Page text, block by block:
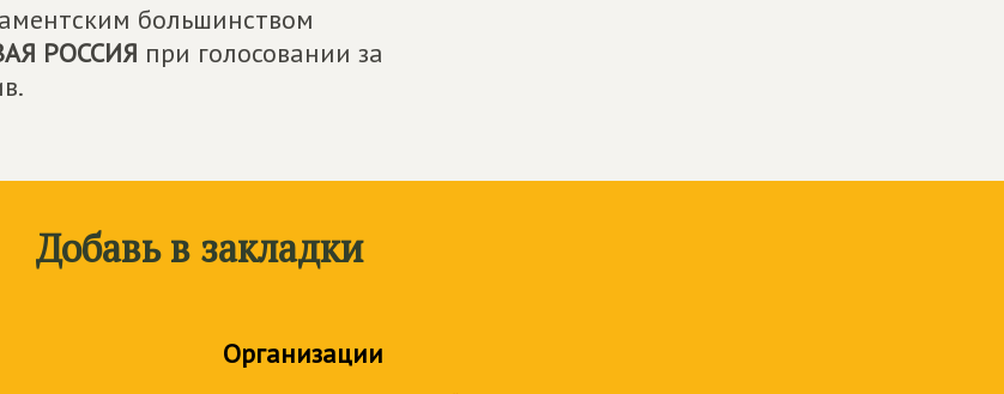
большинством
РОССИЯ при голосовании за
Добавь в закладки
Организации